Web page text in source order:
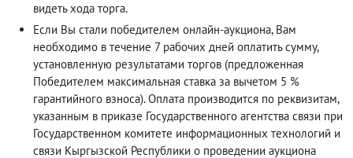
видеть хода торга.
Если Вы стали победителем онлайн-аукциона, Вам
необходимо в течение 7 рабочих дней оплатить сумму,
установленную результатами торгов (предложенная
Победителем максимальная ставка за вычетом 5 %
гарантийного взноса). Оплата производится по реквизитам,
указанным в приказе Государственного агентства связи при
Государственном комитете информационных технологий и
связи Кыргызской Республики о проведении аукциона